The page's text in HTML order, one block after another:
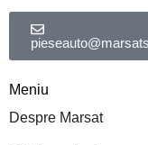
Meniu
Despre Marsat